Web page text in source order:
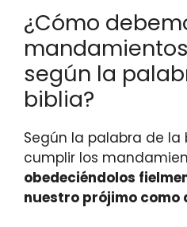
¿Cómo
según la
biblia?
Según la palabra de la
cumplir los
obedeciéndolos
nuestro prójimo como